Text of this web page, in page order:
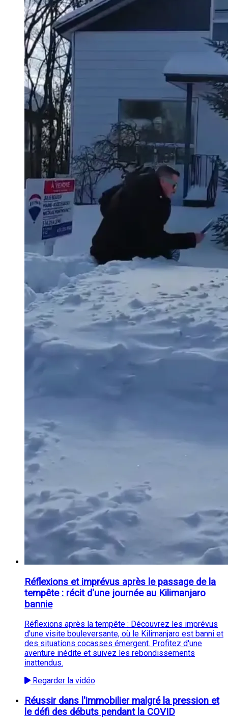
Réflexions et imprévus après le passage de la
tempête : récit d'une journée au Kilimanjaro
bannie
Réflexions après la tempête : Découvrez les imprévus
d'une visite bouleversante, où le Kilimanjaro est banni et
des situations cocasses émergent. Profitez d'une
aventure inédite et suivez les rebondissements
inattendus.
Regarder la vidéo
Réussir dans l'immobilier malgré la pression et
le défi des débuts pendant la COVID